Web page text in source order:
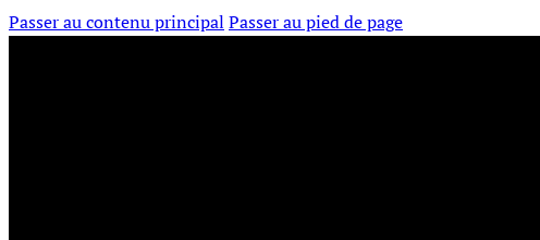
Passer au contenu principal Passer au pied de page